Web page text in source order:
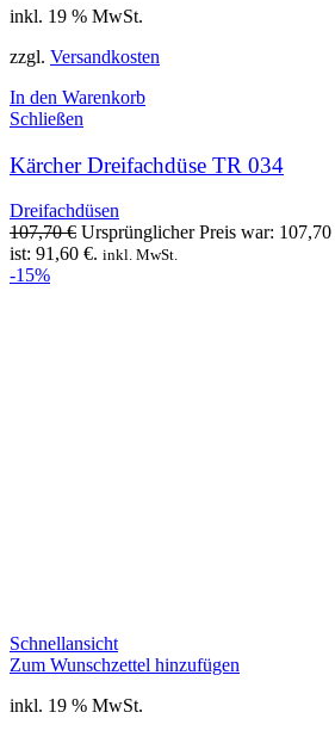
inkl. 19 % MwSt.
zzgl. Versandkosten
In den Warenkorb
Schließen
Kärcher Dreifachdüse TR 034
Dreifachdüsen
107,70€ Ursprünglicher Preis war: 107,70
ist: 91,60 €. inkl. MwSt.
-15%
Schnellansicht
Zum Wunschzettel hinzufügen
inkl. 19 % MwSt.